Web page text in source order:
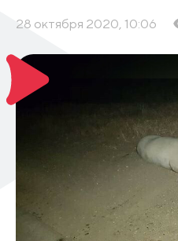
28 октября 2020, 10:06